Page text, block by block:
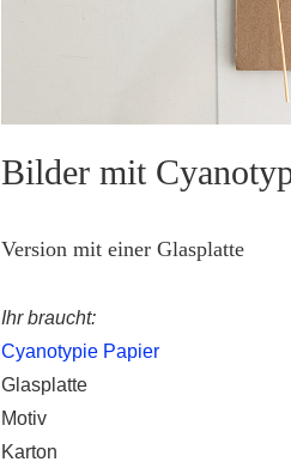
Bilder mit
Version mit einer Glasplatte
Ihr braucht:
Cyanotypie Papier
Glasplatte
Motiv
Karton